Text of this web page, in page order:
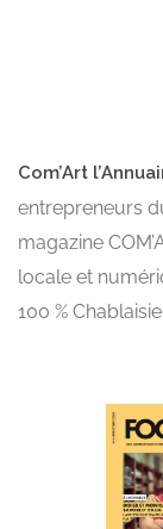
Com’Art
entrepreneurs
magazine
locale et
100 %